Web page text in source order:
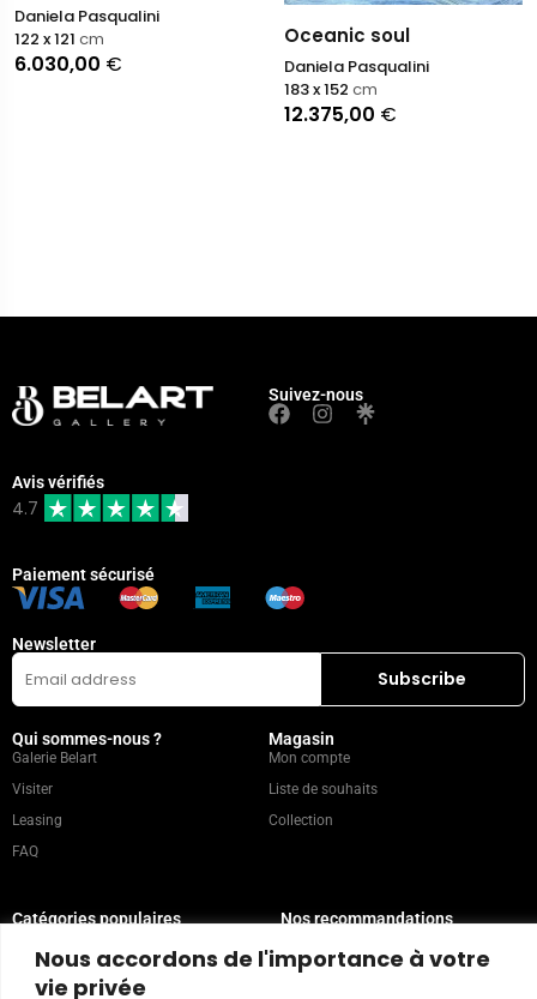
Nous accordons de l'importance à votre
vie privée
Daniela Pasqualini
6.030,00 €
122 x 121 cm Oceanic soul
Daniela Pasqualini
12.375,00 €
183 x 152 cm
Suivez-nous
Avis vérifiés
4.7
Paiement sécurisé
Newsletter
Qui sommes-nous ?
Galerie Belart
Visiter
Leasing
FAQ
Magasin
Mon compte
Liste de souhaits
Collection
Catégories populaires
Peinture
Nos recommandations
Contact